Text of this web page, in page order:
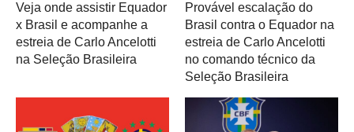
Veja onde assistir Equador
x Brasil e acompanhe a
estreia de Carlo Ancelotti
na Seleção Brasileira
Provável escalação do
Brasil contra o Equador na
estreia de Carlo Ancelotti
no comando técnico da
Seleção Brasileira